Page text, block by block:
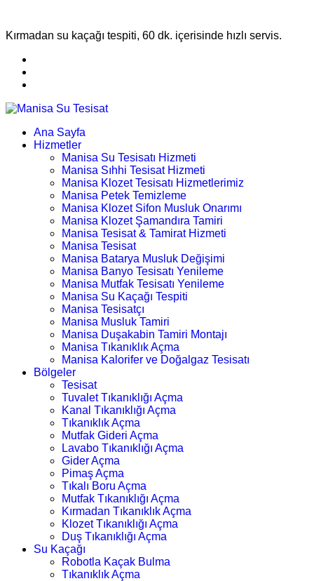
Kırmadan su kaçağı tespiti, 60 dk. içerisinde hızlı servis.
Ana Sayfa
Hizmetler
Manisa Su Tesisatı Hizmeti
Manisa Sıhhi Tesisat Hizmeti
Manisa Klozet Tesisatı Hizmetlerimiz
Manisa Petek Temizleme
Manisa Klozet Sifon Musluk Onarımı
Manisa Klozet Şamandıra Tamiri
Manisa Tesisat & Tamirat Hizmeti
Manisa Tesisat
Manisa Batarya Musluk Değişimi
Manisa Banyo Tesisatı Yenileme
Manisa Mutfak Tesisatı Yenileme
Manisa Su Kaçağı Tespiti
Manisa Tesisatçı
Manisa Musluk Tamiri
Manisa Duşakabin Tamiri Montajı
Manisa Tıkanıklık Açma
Manisa Kalorifer ve Doğalgaz Tesisatı
Bölgeler
Tesisat
Tuvalet Tıkanıklığı Açma
Kanal Tıkanıklığı Açma
Tıkanıklık Açma
Mutfak Gideri Açma
Lavabo Tıkanıklığı Açma
Gider Açma
Pimaş Açma
Tıkalı Boru Açma
Mutfak Tıkanıklığı Açma
Kırmadan Tıkanıklık Açma
Klozet Tıkanıklığı Açma
Duş Tıkanıklığı Açma
Su Kaçağı
Robotla Kaçak Bulma
Tıkanıklık Açma